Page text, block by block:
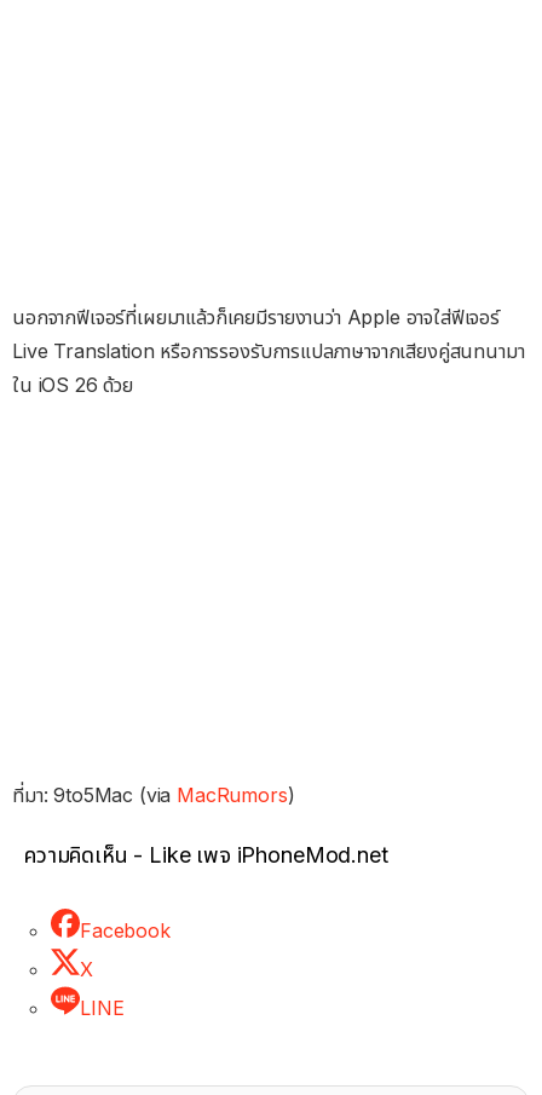
นอกจากฟีเจอร์ที่เผยมาแล้วก็เคยมีรายงานว่า Apple อาจใส่ฟีเจอร์
Live Translation หรือการรองรับการแปลภาษาจากเสียงคู่สนทนามา
ใน iOS 26 ด้วย
ที่มา: 9to5Mac (via MacRumors)
ความคิดเห็น - Like เพจ iPhoneMod.net
Facebook
X
LINE